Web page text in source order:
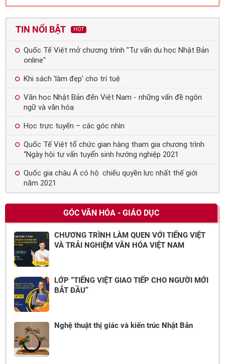
TIN NỔI BẬT HOT
Quốc Tế Việt mở chương trình "Tư vấn du học Nhật Bản
online"
Khi sách 'làm đẹp' cho trí tuệ
Văn học Nhật Bản đến Việt Nam - những vấn đề ngôn
ngữ và văn hóa
Học trực tuyến – các góc nhìn
Quốc Tế Việt tổ chức gian hàng tham gia chương trình
“Ngày hội tư vấn tuyển sinh hướng nghiệp 2021
Quốc gia châu Á có hộ chiếu quyền lực nhất thế giới
năm 2021
GÓC VĂN HÓA - GIÁO DỤC
CHƯƠNG TRÌNH LÀM QUEN VỚI TIẾNG VIỆT
VÀ TRẢI NGHIỆM VĂN HÓA VIỆT NAM
LỚP “TIẾNG VIỆT GIAO TIẾP CHO NGƯỜI MỚI
BẮT ĐẦU”
Nghệ thuật thị giác và kiến trúc Nhật Bản